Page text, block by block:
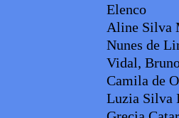
Elenco
Aline Silva
Nunes de
Vidal,
Camila de
Luzia Silva